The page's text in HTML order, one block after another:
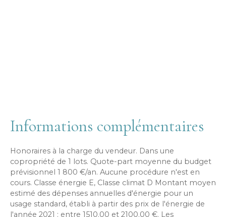
Informations complémentaires
Honoraires à la charge du vendeur. Dans une
copropriété de 1 lots. Quote-part moyenne du budget
prévisionnel 1 800 €/an. Aucune procédure n'est en
cours. Classe énergie E, Classe climat D Montant moyen
estimé des dépenses annuelles d'énergie pour un
usage standard, établi à partir des prix de l'énergie de
l'année 2021 : entre 1510.00 et 2100.00 €. Les